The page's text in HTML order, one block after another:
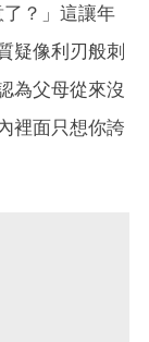
？」這讓年
疑像利刃般刺
為父母從來沒
裡面只想你誇